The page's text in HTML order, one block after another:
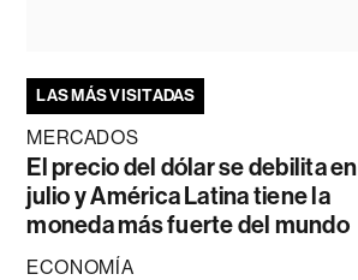
LAS MÁS VISITADAS
MERCADOS
El precio del dólar se debilita en
julio y América Latina tiene la
moneda más fuerte del mundo
ECONOMÍA